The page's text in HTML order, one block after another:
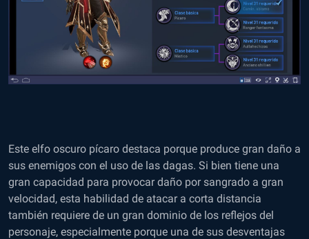
Este elfo oscuro pícaro destaca porque produce gran daño a
sus enemigos con el uso de las dagas. Si bien tiene una
gran capacidad para provocar daño por sangrado a gran
velocidad, esta habilidad de atacar a corta distancia
también requiere de un gran dominio de los reflejos del
personaje, especialmente porque una de sus desventajas